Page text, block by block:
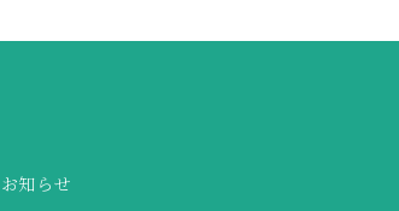
お知らせ